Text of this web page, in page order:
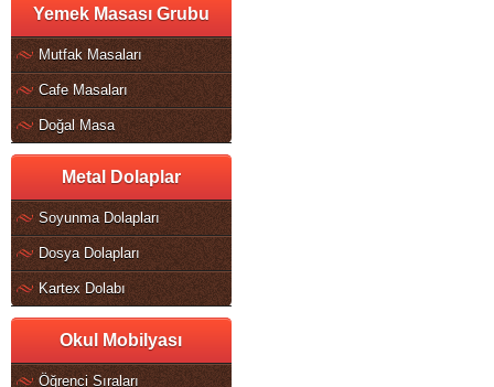
Yemek Masası Grubu
Mutfak Masaları
Cafe Masaları
Doğal Masa
Metal Dolaplar
Soyunma Dolapları
Dosya Dolapları
Kartex Dolabı
Okul Mobilyası
Öğrenci Sıraları